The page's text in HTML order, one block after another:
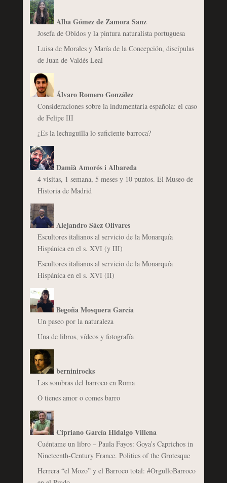
Alba Gómez de Zamora Sanz
Josefa de Óbidos y la pintura naturalista portuguesa
Luisa de Morales y María de la Concepción, discípulas
de Juan de Valdés Leal
Álvaro Romero González
Consideraciones sobre la indumentaria española: el caso
de Felipe III
¿Es la lechuguilla lo suficiente barroca?
Damià Amorós i Albareda
4 visitas, 1 semana, 5 meses y 10 puntos. El Museo de
Historia de Madrid
Alejandro Sáez Olivares
Escultores italianos al servicio de la Monarquía
Hispánica en el s. XVI (y III)
Escultores italianos al servicio de la Monarquía
Hispánica en el s. XVI (II)
Begoña Mosquera García
Un paseo por la naturaleza
Una de libros, vídeos y fotografía
berninirocks
Las sombras del barroco en Roma
O tienes amor o comes barro
Cipriano García Hidalgo Villena
Cuéntame un libro – Paula Fayos: Goya’s Caprichos in
Nineteenth-Century France. Politics of the Grotesque
Herrera “el Mozo” y el Barroco total: #OrgulloBarroco